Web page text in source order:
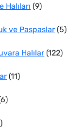
ürün
Halıları 99
ürün
ve Paspaslar 55
Halılar 122122
1111
66
34